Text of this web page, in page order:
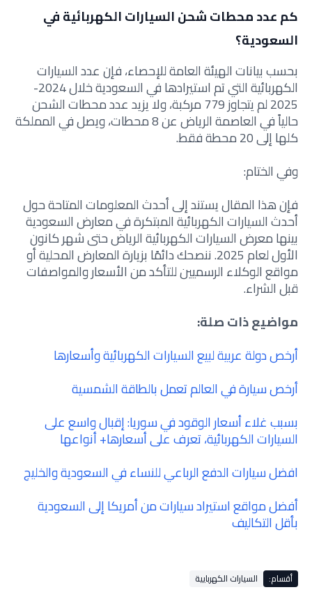
كم عدد محطات شحن السيارات الكهربائية في
السعودية؟
بحسب بيانات الهيئة العامة للإحصاء، فإن عدد السيارات
الكهربائية التي تم استيرادها في السعودية خلال 2024-
2025 لم يتجاوز 779 مركبة، ولا يزيد عدد محطات الشحن
حالياً في العاصمة الرياض عن 8 محطات، ويصل في المملكة
كلها إلى 20 محطة فقط.
وفي الختام:
فإن هذا المقال يستند إلى أحدث المعلومات المتاحة حول
أحدث السيارات الكهربائية المبتكرة في معارض السعودية
بينها معرض السيارات الكهربائية الرياض حتى شهر كانون
الأول لعام 2025. ننصحك دائمًا بزيارة المعارض المحلية أو
مواقع الوكلاء الرسميين للتأكد من الأسعار والمواصفات
قبل الشراء.
مواضيع ذات صلة:
أرخص دولة عربية لبيع السيارات الكهربائية وأسعارها
أرخص سيارة في العالم تعمل بالطاقة الشمسية
بسبب غلاء أسعار الوقود في سوريا: إقبال واسع على
السيارات الكهربائية، تعرف على أسعارها+ أنواعها
افضل سيارات الدفع الرباعي للنساء في السعودية والخليج
أفضل مواقع استيراد سيارات من أمريكا إلى السعودية
بأقل التكاليف
أقسام: السيارات الكهربايية